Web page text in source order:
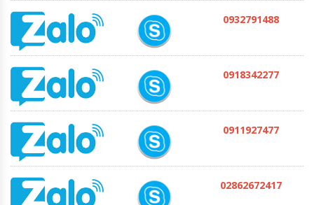
0932791488
0918342277
0911927477
02862672417